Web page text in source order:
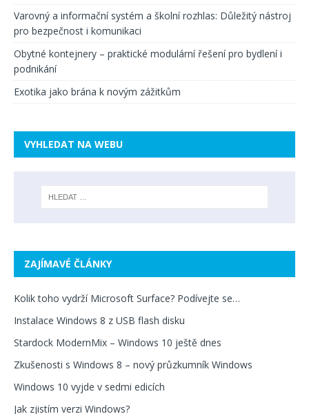
Varovný a informační systém a školní rozhlas: Důležitý nástroj
pro bezpečnost i komunikaci
Obytné kontejnery – praktické modulární řešení pro bydlení i
podnikání
Exotika jako brána k novým zážitkům
VYHLEDAT NA WEBU
ZAJÍMAVÉ ČLÁNKY
Kolik toho vydrží Microsoft Surface? Podívejte se…
Instalace Windows 8 z USB flash disku
Stardock ModernMix – Windows 10 ještě dnes
Zkušenosti s Windows 8 – nový průzkumník Windows
Windows 10 vyjde v sedmi edicích
Jak zjistím verzi Windows?